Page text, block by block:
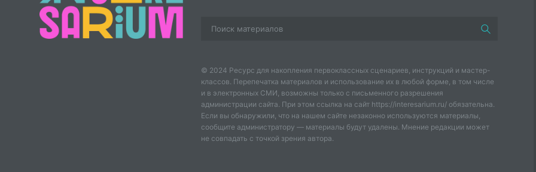
© 2024 Ресурс для накопления первоклассных сценариев, инструкций и мастер-
классов. Перепечатка материалов и использование их в любой форме, в том числе
и в электронных СМИ, возможны только с письменного разрешения
администрации сайта. При этом ссылка на сайт https://interesarium.ru/ обязательна.
Если вы обнаружили, что на нашем сайте незаконно используются материалы,
сообщите администратору — материалы будут удалены. Мнение редакции может
не совпадать с точкой зрения автора.